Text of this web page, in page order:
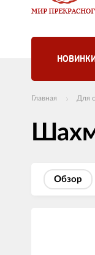
Главная Для
Обзор